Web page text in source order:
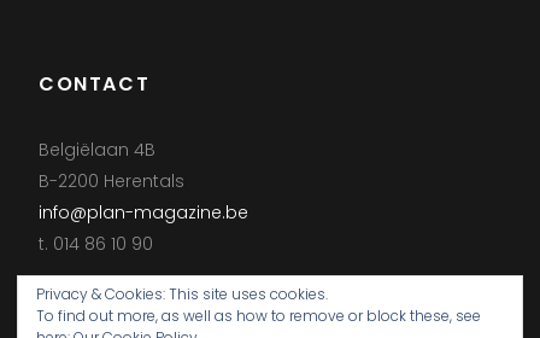
CONTACT
Belgiëlaan 4B
B-2200 Herentals
info@plan-magazine.be
t. 014 86 10 90
Privacy & Cookies: This site uses cookies.
To find out more, as well as how to remove or block these, see